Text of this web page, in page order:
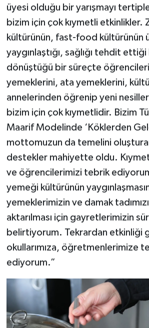
üyesi olduğu bir yarışmayı
bizim için çok kıymetli etkinlikler.
kültürünün, fast-food kültürünün
yaygınlaştığı, sağlığı tehdit
dönüştüğü bir süreçte
yemeklerini, ata yemeklerini,
annelerinden öğrenip yeni
bizim için çok kıymetlidir. Bizim
Maarif Modelinde ‘Köklerden
mottomuzun da temelini
destekler mahiyette oldu.
ve öğrencilerimizi tebrik
yemeği kültürünün
yemeklerimizin ve damak
aktarılması için gayretlerimizin
belirtiyorum. Tekrardan etkinliği
okullarımıza, öğretmenlerimize
ediyorum.”